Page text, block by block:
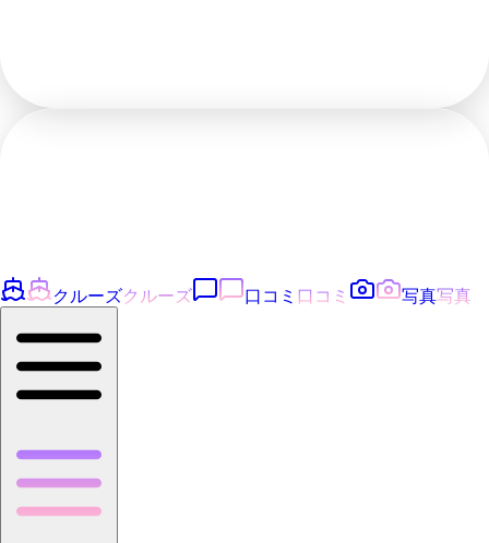
クルーズクルーズ 口コミ 口コミ 写真写真